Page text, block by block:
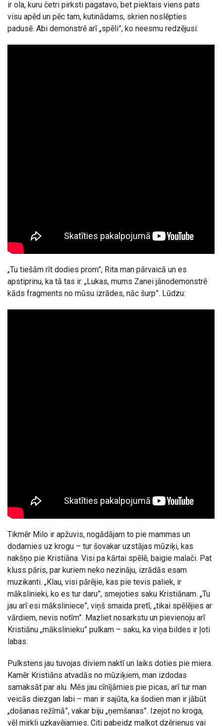
ir ola, kuru četri pirksti pagatavo, bet piektais viens pats
visu apēd un pēc tam, kutinādams, skrien noslēpties
padusē. Abi demonstrē arī „spēli”, ko neesmu redzējusi:
„Tu tiešām rīt dodies prom”, Rita man pārvaicā un es
apstiprinu, ka tā tas ir. „Lukas, mums Zanei jānodemonstrē
kāds fragments no mūsu izrādes, nāc šurp”. Lūdzu:
Tikmēr Milo ir apžuvis, nogādājam to pie mammas un
dodamies uz krogu – tur šovakar uzstājas mūziķi, kas
nakšņo pie Kristiāna. Visi pa kārtai spēlē, baigie malači. Pat
kluss pāris, par kuriem neko nezināju, izrādās esam
muzikanti. „Klau, visi pārējie, kas pie tevis paliek, ir
mākslinieki, ko es tur daru”, smejoties saku Kristiānam. „Tu
jau arī esi māksliniece”, viņš smaida pretī, „tikai spēlējies ar
vārdiem, nevis notīm”. Mazliet nosarkstu un pievienoju arī
Kristiānu „mākslinieku” pulkam – saku, ka viņa bildes ir ļoti
labas.
Pulkstens jau tuvojas diviem naktī un laiks doties pie miera.
Kamēr Kristiāns atvadās no mūziķiem, man izdodas
samaksāt par alu. Mēs jau cīnījāmies pie picas, arī tur man
veicās diezgan labi – man ir sajūta, ka šodien man ir jābūt
„došanas režīmā”, vakar biju „ņemšanas”. Izejot no kroga,
vēl mirkli uzkavējamies. Citi pabeidz malkot dzērienus vai